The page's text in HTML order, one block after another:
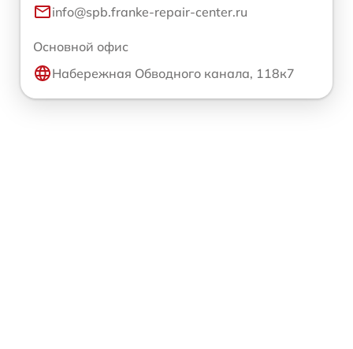
info@spb.franke-repair-center.ru
Основной офис
Набережная Обводного канала, 118к7